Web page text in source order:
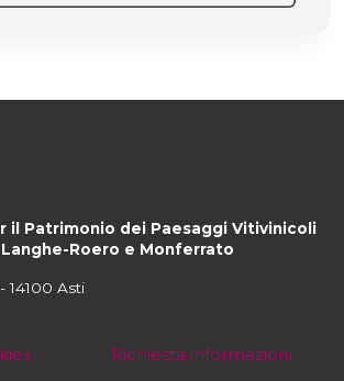
il Patrimonio dei Paesaggi Vitivinicoli
Roero e Monferrato
14100 Asti
Richiesta informazioni